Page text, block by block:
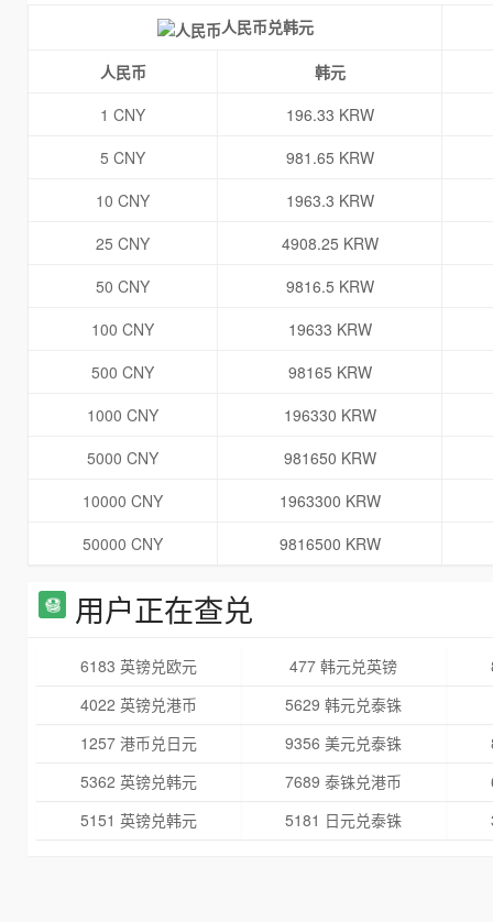
人民币兑韩元
人民币
韩元
1 CNY
196.33 KRW
5 CNY
981.65 KRW
10 CNY
1963.3 KRW
25 CNY
4908.25 KRW
50 CNY
9816.5 KRW
100 CNY
19633 KRW
500 CNY
98165 KRW
1000 CNY
196330 KRW
5000 CNY
981650 KRW
10000 CNY
1963300 KRW
50000 CNY
9816500 KRW
用户正在查兑
6183 英镑兑欧元 477 韩元兑英镑
4022 英镑兑港币
5629 韩元兑泰铢
1257 港币兑日元
9356 美元兑泰铢
5362 英镑兑韩元
7689 泰铢兑港币
5151 英镑兑韩元
5181 日元兑泰铢